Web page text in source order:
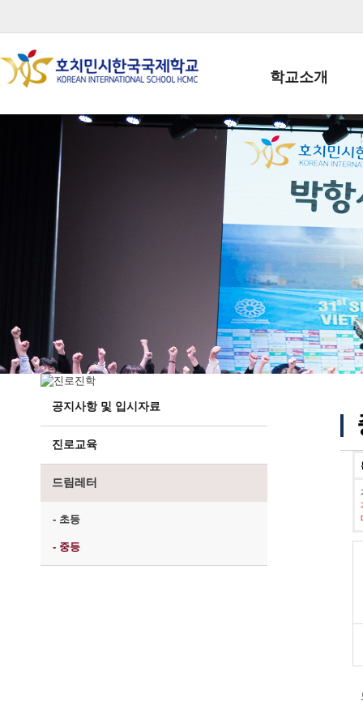
학교소개
학교장인사말
학생회장인사말
학교상징
학교 CI
교직원현황
학생현황
위치/전화
전경사진
공지사항 및 입시자료
진로교육
드림레터
- 초등
- 중등